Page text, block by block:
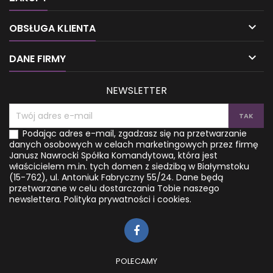
OBSŁUGA KLIENTA 
DANE FIRMY 
NEWSLETTER
Podając adres e-mail, zgadzasz się na przetwarzanie
danych osobowych w celach marketingowych przez firmę
Janusz Nawrocki Spółka Komandytowa, która jest
właścicielem m.in. tych domen z siedzibą w Białymstoku
(15-762), ul. Antoniuk Fabryczny 55/24. Dane będą
przetwarzane w celu dostarczania Tobie naszego
newslettera. Polityka prywatności i cookies.
POLECAMY